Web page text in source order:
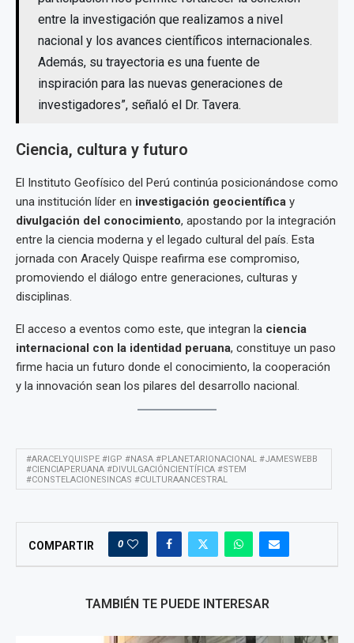
entre la investigación que realizamos a nivel
nacional y los avances científicos internacionales.
Además, su trayectoria es una fuente de
inspiración para las nuevas generaciones de
investigadores”, señaló el Dr. Tavera.
Ciencia, cultura y futuro
El Instituto Geofísico del Perú continúa posicionándose como
una institución líder en investigación geocientífica y
divulgación del conocimiento, apostando por la integración
entre la ciencia moderna y el legado cultural del país. Esta
jornada con Aracely Quispe reafirma ese compromiso,
promoviendo el diálogo entre generaciones, culturas y
disciplinas.
El acceso a eventos como este, que integran la ciencia
internacional con la identidad peruana, constituye un paso
firme hacia un futuro donde el conocimiento, la cooperación
y la innovación sean los pilares del desarrollo nacional.
#ARACELYQUISPE #IGP #NASA #PLANETARIONACIONAL #JAMESWEBB
#CIENCIAPERUANA #DIVULGACIÓNCIENTÍFICA #STEM
#CONSTELACIONESINCAS #CULTURAANCESTRAL
COMPARTIR 0
TAMBIÉN TE PUEDE INTERESAR